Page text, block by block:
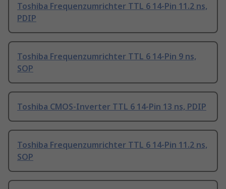
Toshiba Frequenzumrichter TTL 6 14-Pin 11.2 ns,
PDIP
Toshiba Frequenzumrichter TTL 6 14-Pin 9 ns,
SOP
Toshiba CMOS-Inverter TTL 6 14-Pin 13 ns, PDIP
Toshiba Frequenzumrichter TTL 6 14-Pin 11.2 ns,
SOP